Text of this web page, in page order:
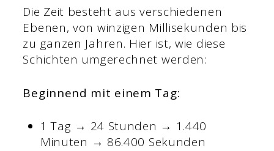
Die Zeit besteht aus verschiedenen
Ebenen, von winzigen Millisekunden bis
zu ganzen Jahren. Hier ist, wie diese
Schichten umgerechnet werden:
Beginnend mit einem Tag:
1 Tag → 24 Stunden → 1.440
Minuten → 86.400 Sekunden